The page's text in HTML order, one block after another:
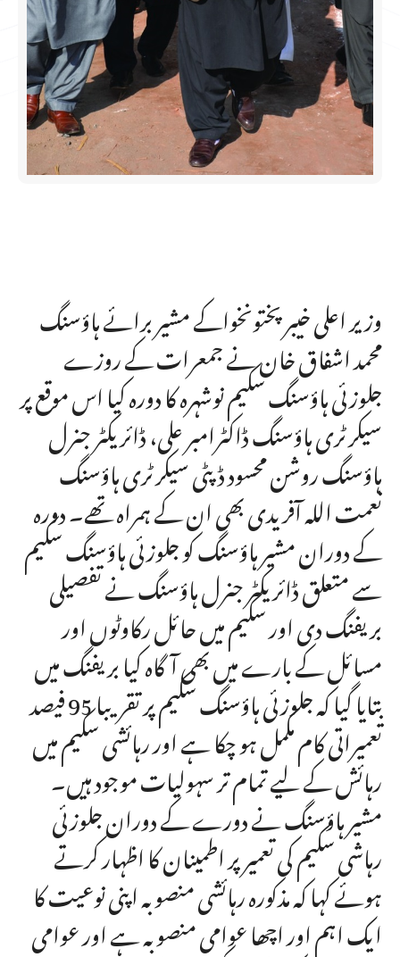
وزیر اعلی خیبر پختونخواکے مشیر برائے ہاؤسنگ
محمد اشفاق خان نے جمعرات کے روزے
جلوزئی ہاؤسنگ سکیم نوشہرہ کا دورہ کیا اس موقع پر
سیکرٹری ہاؤسنگ ڈاکٹرامبر علی، ڈائریکٹر جنرل
ہاؤسنگ روشن محسود ڈپٹی سیکرٹری ہاؤسنگ
نعمت اللہ آفریدی بھی ان کے ہمراہ تھے۔ دورہ
کے دوران مشیر ہاؤسنگ کو جلوزئی ہاؤسنگ سکیم
سے متعلق ڈائریکٹر جنرل ہاؤسنگ نے تفصیلی
بریفنگ دی اور سکیم میں حائل رکاوٹوں اور
مسائل کے بارے میں بھی آگاہ کیا بریفنگ میں
بتایا گیا کہ جلوزئی ہاؤسنگ سکیم پر تقریبا 95 فیصد
تعمیراتی کام مکمل ہو چکا ہے اور رہائشی سکیم میں
رہائش کے لیے تمام تر سہولیات موجود ہیں۔
مشیر ہاؤسنگ نے دورے کے دوران جلوزئی
رہاشی سکیم کی تعمیر پر اطمینان کا اظہار کرتے
ہوئے کہا کہ مذکورہ رہائشی منصوبہ اپنی نوعیت کا
ایک اہم اور اچھا عوامی منصوبہ ہے اور عوامی